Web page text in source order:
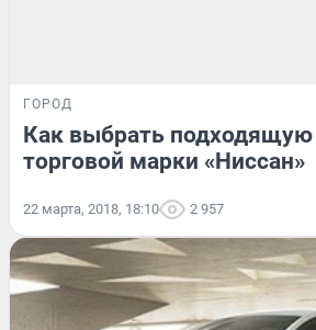
ГОРОД
Как выбрать
торговой марки «Ниссан»
22 марта, 2018, 18:10 2 957